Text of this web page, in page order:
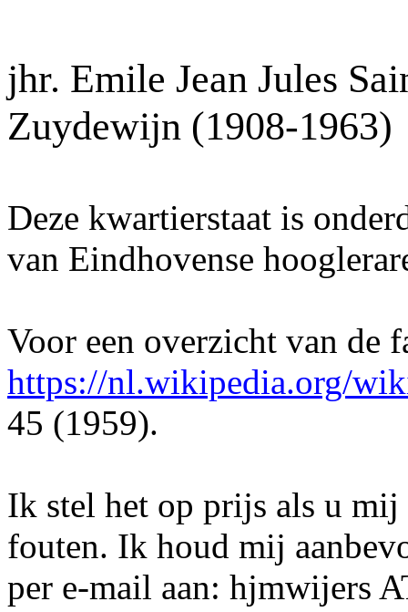
jhr. Emile Jean Jules
Zuydewijn (1908-1963)
Deze kwartierstaat is
van Eindhovense
Voor een overzicht van de
https://nl.wikipedia.org/
45 (1959).
Ik stel het op prijs als u mij
fouten. Ik houd mij
per e-mail aan: hjmwijers